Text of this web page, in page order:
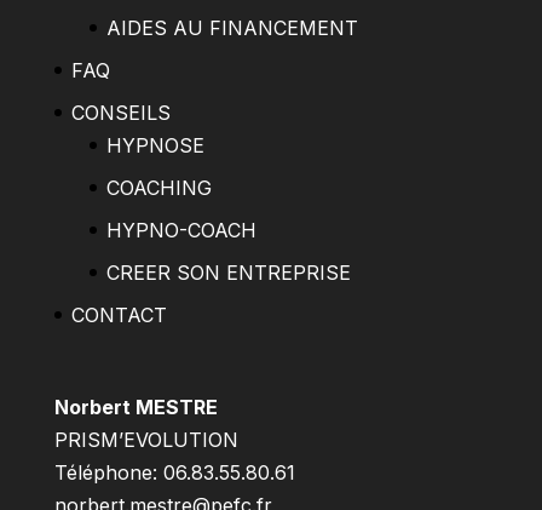
AIDES AU FINANCEMENT
FAQ
CONSEILS
HYPNOSE
COACHING
HYPNO-COACH
CREER SON ENTREPRISE
CONTACT
Norbert MESTRE
PRISM’EVOLUTION
Téléphone: 06.83.55.80.61
norbert.mestre@pefc.fr